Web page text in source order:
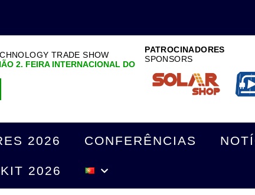
TRADE SHOW
2. FEIRA INTERNACIONAL DO
PATROCINADORES
SPONSORS
2026 CONFERÊNCIAS
2026